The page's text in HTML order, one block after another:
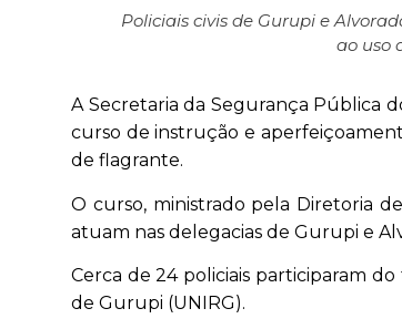
Policiais civis de Gurupi e
ao uso
A Secretaria da Segurança Pública
curso de instrução e
de flagrante.
O curso, ministrado pela Diretoria
atuam nas delegacias de Gurupi e
Cerca de 24 policiais participaram
de Gurupi (UNIRG).